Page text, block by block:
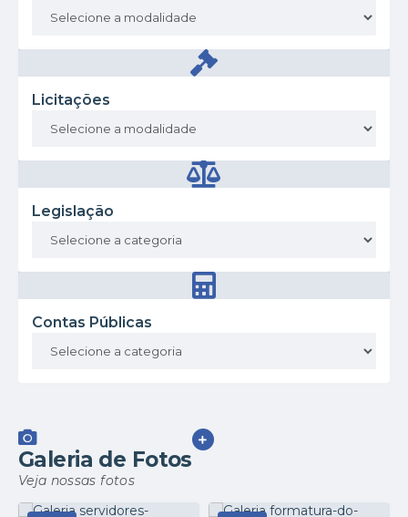
Licitações
Legislação
Contas Públicas
Galeria de Fotos
Veja nossas fotos
VER MAIS